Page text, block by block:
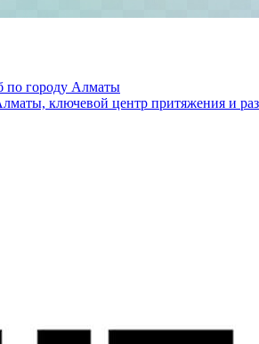
по городу Алматы
ключевой центр притяжения и